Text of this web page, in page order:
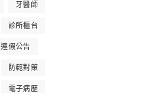
牙醫師
診所櫃台
連假公告
防範對策
電子病歷